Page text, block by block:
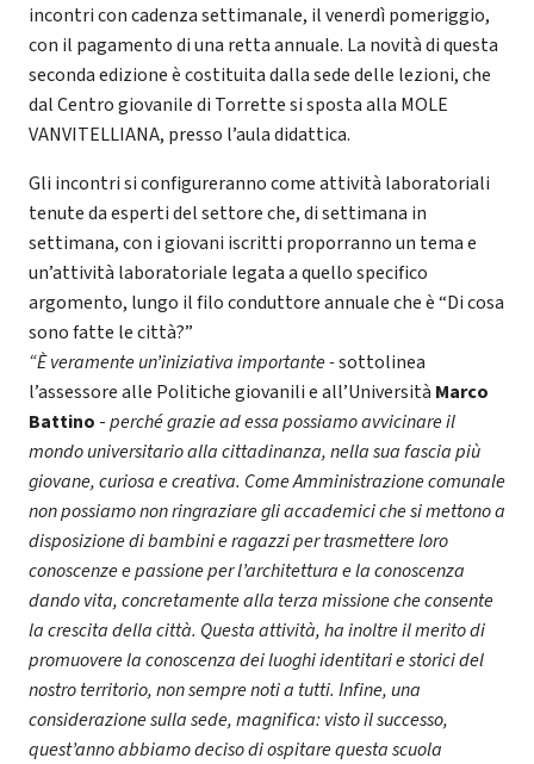
incontri con cadenza settimanale, il venerdì pomeriggio,
con il pagamento di una retta annuale. La novità di questa
seconda edizione è costituita dalla sede delle lezioni, che
dal Centro giovanile di Torrette si sposta alla MOLE
VANVITELLIANA, presso l’aula didattica.
Gli incontri si configureranno come attività laboratoriali
tenute da esperti del settore che, di settimana in
settimana, con i giovani iscritti proporranno un tema e
un’attività laboratoriale legata a quello specifico
argomento, lungo il filo conduttore annuale che è “Di cosa
sono fatte le città?”
“È veramente un’iniziativa importante -sottolinea
l’assessore alle Politiche giovanili e all’Università Marco
Battino -perché grazie ad essa possiamo avvicinare il
mondo universitario alla cittadinanza, nella sua fascia più
giovane, curiosa e creativa. Come Amministrazione comunale
non possiamo non ringraziare gli accademici che si mettono a
disposizione di bambini e ragazzi per trasmettere loro
conoscenze e passione per l’architettura e la conoscenza
dando vita, concretamente alla terza missione che consente
la crescita della città. Questa attività, ha inoltre il merito di
promuovere la conoscenza dei luoghi identitari e storici del
nostro territorio, non sempre noti a tutti. Infine, una
considerazione sulla sede, magnifica: visto il successo,
quest’anno abbiamo deciso di ospitare questa scuola